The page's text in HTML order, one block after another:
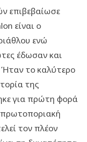
επιβεβαίωσε
είναι ο
ενώ
έδωσαν και
Ήταν το καλύτερο
της
για πρώτη φορά
πρωτοποριακή
τον πλέον